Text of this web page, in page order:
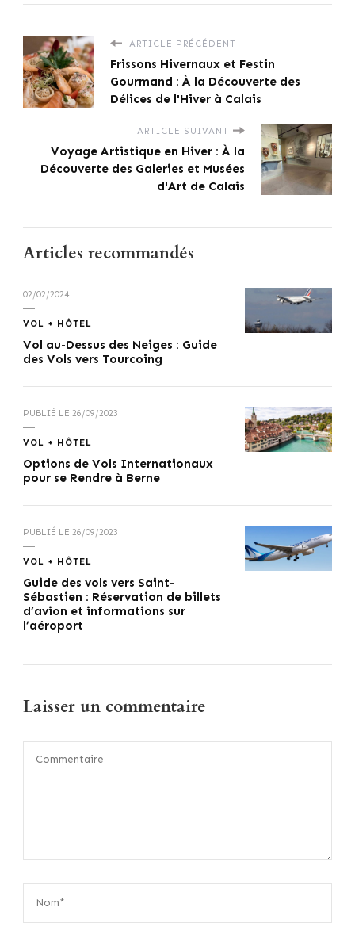
ARTICLE PRÉCÉDENT
Frissons Hivernaux et Festin
Gourmand : À la Découverte des
Délices de l'Hiver à Calais
ARTICLE SUIVANT
Voyage Artistique en Hiver : À la
Découverte des Galeries et Musées
d'Art de Calais
Articles recommandés
02/02/2024
VOL + HÔTEL
Vol au-Dessus des Neiges : Guide
des Vols vers Tourcoing
PUBLIÉ LE 26/09/2023
VOL + HÔTEL
Options de Vols Internationaux
pour se Rendre à Berne
PUBLIÉ LE 26/09/2023
VOL + HÔTEL
Guide des vols vers Saint-
Sébastien : Réservation de billets
d’avion et informations sur
l’aéroport
Laisser un commentaire